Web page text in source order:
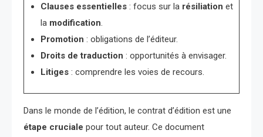
Clauses essentielles: focus sur la résiliation et
la modification
Promotion : obligations de l’éditeur.
Droits de traduction : opportunités à envisager.
Litiges: comprendre les voies de recours.
Dans le monde de l’édition, le contrat d’édition est une
étape cruciale pour tout auteur. Ce document